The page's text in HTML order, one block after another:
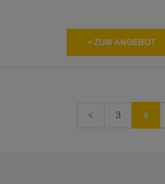
> ZUM ANGEBOT
3 4